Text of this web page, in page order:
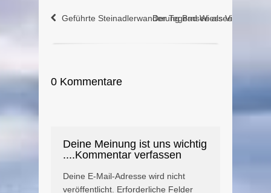
Geführte Steinadlerwanderung Bad Wiessee
Der Tegernsee als Video in
0 Kommentare
Deine Meinung ist uns wichtig
....Kommentar verfassen
Deine E-Mail-Adresse wird nicht
veröffentlicht. Erforderliche Felder